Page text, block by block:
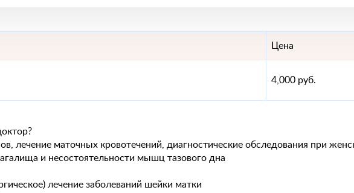
Цена
4,000 руб.
лечение маточных кровотечений, диагностические обследования при
и несостоятельности мышц тазового дна
лечение заболеваний шейки матки